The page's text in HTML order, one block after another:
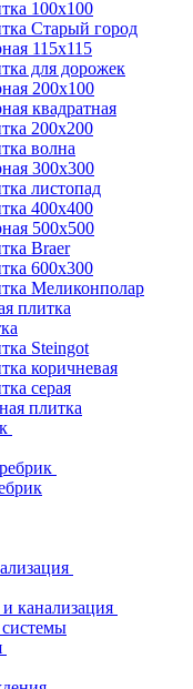
100x100
Старый город
115x115
для дорожек
200х100
квадратная
200х200
волна
300х300
листопад
400х400
500x500
Braer
600х300
Меликонполар
плитка
Steingot
коричневая
серая
плитка
канализация